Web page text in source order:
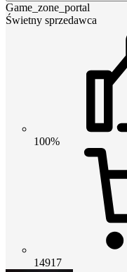
Game_zone_portal
Świetny sprzedawca
100%
14917